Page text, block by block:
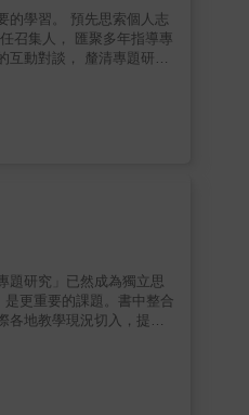
更重要的課題。書中整合